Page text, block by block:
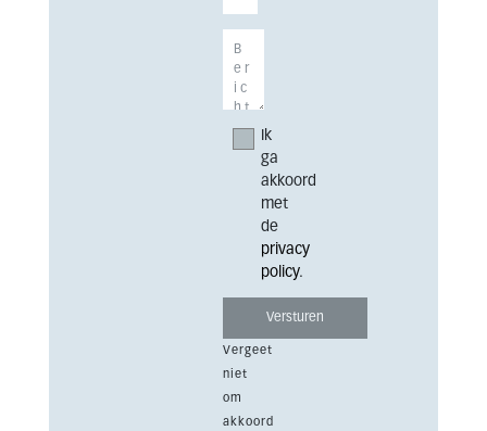
Ik
ga
akkoord
met
de
privacy
policy.
Vergeet
niet
om
akkoord